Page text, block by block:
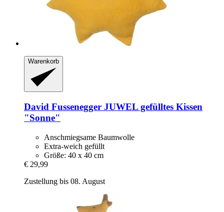
Warenkorb
David Fussenegger JUWEL gefülltes Kissen
"Sonne"
Anschmiegsame Baumwolle
Extra-weich gefüllt
Größe: 40 x 40 cm
€ 29,99
Zustellung bis 08. August